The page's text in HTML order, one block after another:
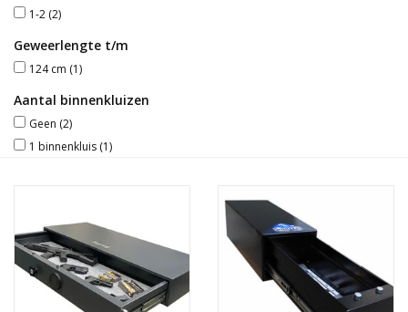
Blog
1-2 (2)
Geweerlengte t/m
124 cm (1)
Aantal binnenkluizen
Geen (2)
1 binnenkluis (1)